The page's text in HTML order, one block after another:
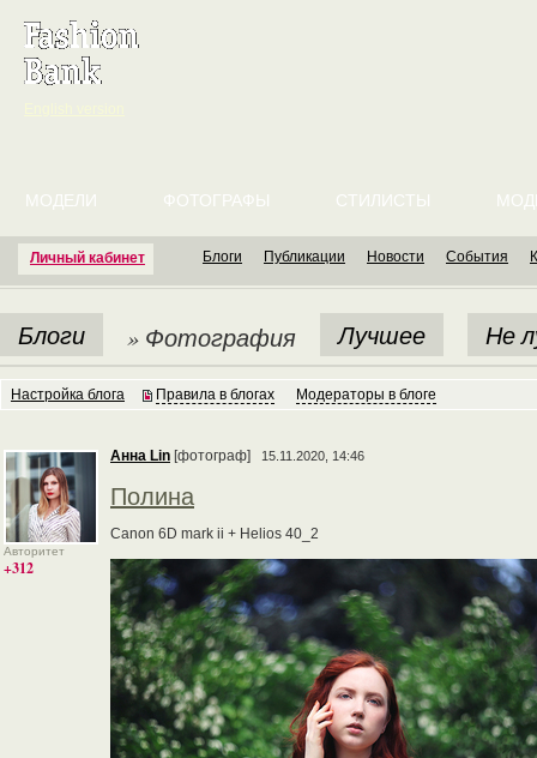
Личный кабинет
МОДЕЛИ ФОТОГРАФЫ СТИЛИСТЫ
Блоги Публикации Новости События
Блоги » Фотография Лучшее Не
Настройка блога Правила в блогах Модераторы в блоге
Авторитет
+312
Анна Lin [фотограф] 15.11.2020, 14:46
Полина
Canon 6D mark ii + Helios 40_2